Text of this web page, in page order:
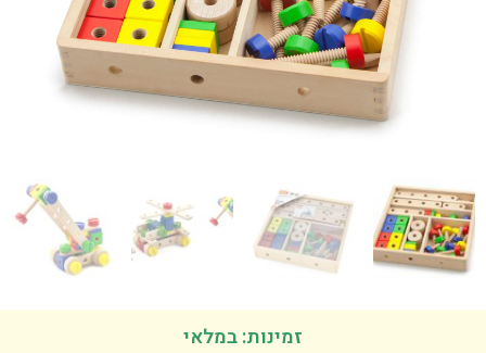
זמינות: במלאי